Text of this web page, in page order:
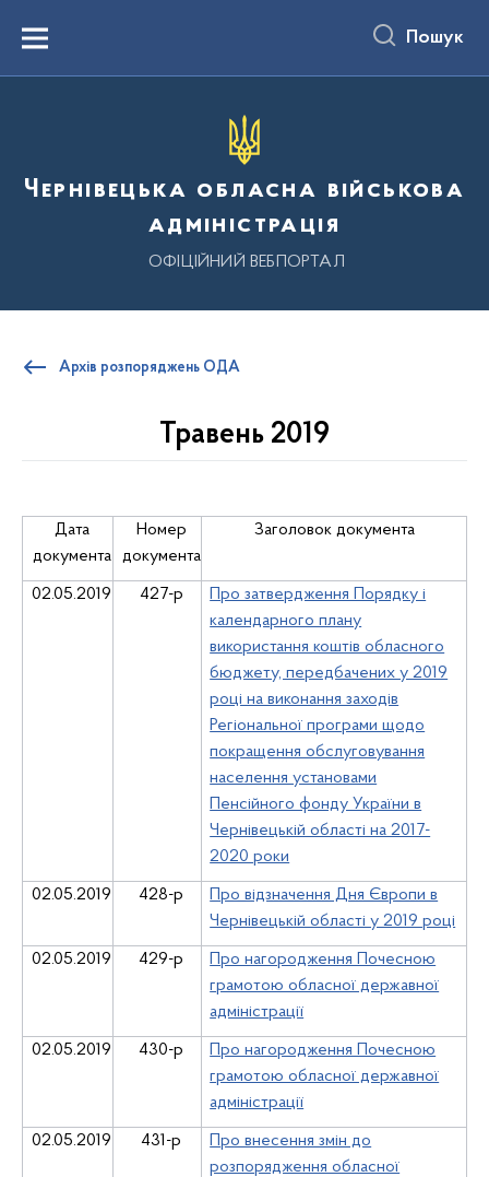
вмістуMenu Пошук
Чернівецька обласна військова
адміністрація
ОФІЦІЙНИЙ ВЕБПОРТАЛ
Архів розпоряджень ОДА
Травень 2019
Дата
документа
Номер
документа
Заголовок документа
02.05.2019 427-р
Про затвердження Порядку і
календарного плану
використання коштів обласного
бюджету, передбачених у 2019
році на виконання заходів
Регіональної програми щодо
покращення обслуговування
населення установами
Пенсійного фонду України в
Чернівецькій області на 2017-
2020 роки
02.05.2019 428-р
Про відзначення Дня Європи в
Чернівецькій області у 2019 році
02.05.2019 429-р
Про нагородження Почесною
грамотою обласної державної
адміністрації
02.05.2019 430-р
Про нагородження Почесною
грамотою обласної державної
адміністрації
02.05.2019 431-р
Про внесення змін до
розпорядження обласної